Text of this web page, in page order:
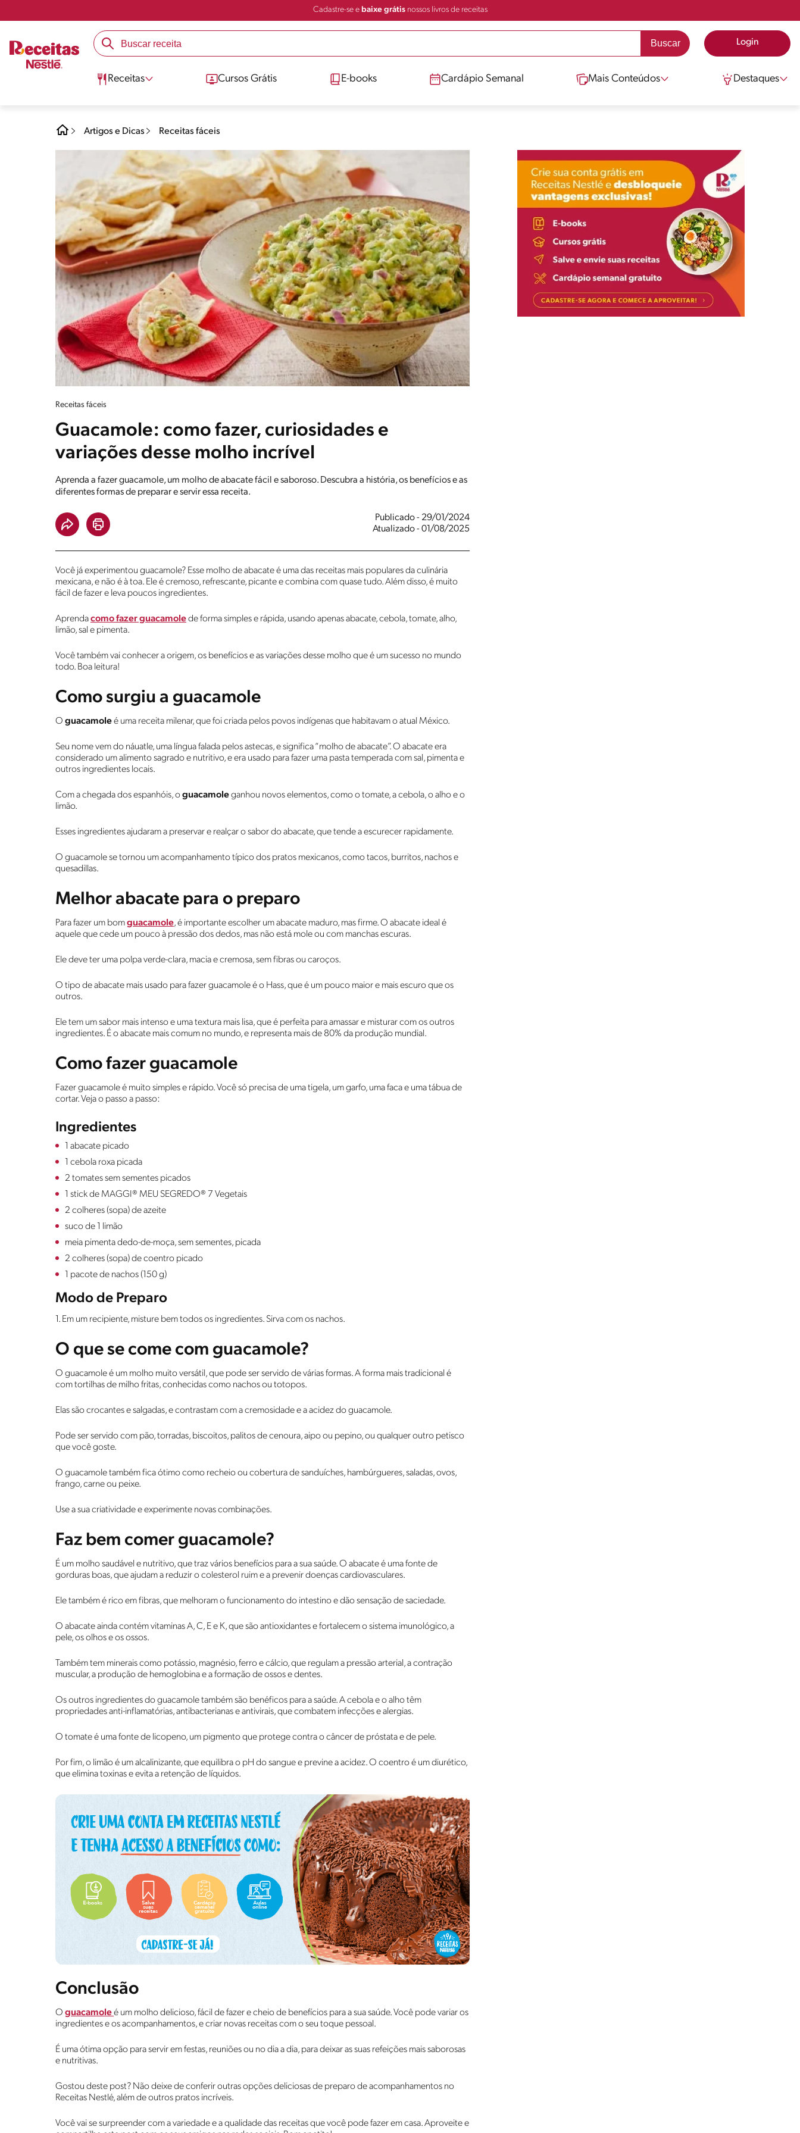
Cadastre-se e baixe grátisnossos livros de receitas
Login
Receitas Cursos Grátis E-books Cardápio Semanal Mais Conteúdos Destaques
Artigos e Dicas Receitas fáceis
Receitas fáceis
Guacamole: como fazer, curiosidades e
variações desse molho incrível
Aprenda a fazer guacamole, um molho de abacate fácil e saboroso. Descubra a história, os benefícios e as
diferentes formas de preparar e servir essa receita.
Publicado - 29/01/2024
Atualizado - 01/08/2025
Você já experimentou guacamole? Esse molho de abacate é uma das receitas mais populares da culinária
mexicana, e não é à toa. Ele é cremoso, refrescante, picante e combina com quase tudo. Além disso, é muito
fácil de fazer e leva poucos ingredientes.
Aprendacomo fazer guacamolede forma simples e rápida, usando apenas abacate, cebola, tomate, alho,
limão, sal e pimenta.
Você também vai conhecer a origem, os benefícios e as variações desse molho que é um sucesso no mundo
todo. Boa leitura!
Como surgiu a guacamole
O guacamoleé uma receita milenar, que foi criada pelos povos indígenas que habitavam o atual México.
Seu nome vem do náuatle, uma língua falada pelos astecas, e significa “molho de abacate”. O abacate era
considerado um alimento sagrado e nutritivo, e era usado para fazer uma pasta temperada com sal, pimenta e
outros ingredientes locais.
Com a chegada dos espanhóis, oguacamoleganhou novos elementos, como o tomate, a cebola, o alho e o
limão.
Esses ingredientes ajudaram a preservar e realçar o sabor do abacate, que tende a escurecer rapidamente.
O guacamole se tornou um acompanhamento típico dos pratos mexicanos, como tacos, burritos, nachos e
quesadillas.
Melhor abacate para o preparo
Para fazer um bomguacamole, é importante escolher um abacate maduro, mas firme. O abacate ideal é
aquele que cede um pouco à pressão dos dedos, mas não está mole ou com manchas escuras.
Ele deve ter uma polpa verde-clara, macia e cremosa, sem fibras ou caroços.
O tipo de abacate mais usado para fazer guacamole é o Hass, que é um pouco maior e mais escuro que os
outros.
Ele tem um sabor mais intenso e uma textura mais lisa, que é perfeita para amassar e misturar com os outros
ingredientes. É o abacate mais comum no mundo, e representa mais de 80% da produção mundial.
Como fazer guacamole
Fazer guacamole é muito simples e rápido. Você só precisa de uma tigela, um garfo, uma faca e uma tábua de
cortar. Veja o passo a passo:
Ingredientes
1 abacate picado
1 cebola roxa picada
2 tomates sem sementes picados
1 stick de MAGGI® MEU SEGREDO® 7 Vegetais
2 colheres (sopa) de azeite
suco de 1 limão
meia pimenta dedo-de-moça, sem sementes, picada
2 colheres (sopa) de coentro picado
1 pacote de nachos (150 g)
Modo de Preparo
1. Em um recipiente, misture bem todos os ingredientes. Sirva com os nachos.
O que se come com guacamole?
O guacamole é um molho muito versátil, que pode ser servido de várias formas. A forma mais tradicional é
com tortilhas de milho fritas, conhecidas como nachos ou totopos.
Elas são crocantes e salgadas, e contrastam com a cremosidade e a acidez do guacamole.
Pode ser servido com pão, torradas, biscoitos, palitos de cenoura, aipo ou pepino, ou qualquer outro petisco
que você goste.
O guacamole também fica ótimo como recheio ou cobertura de sanduíches, hambúrgueres, saladas, ovos,
frango, carne ou peixe.
Use a sua criatividade e experimente novas combinações.
Faz bem comer guacamole?
É um molho saudável e nutritivo, que traz vários benefícios para a sua saúde. O abacate é uma fonte de
gorduras boas, que ajudam a reduzir o colesterol ruim e a prevenir doenças cardiovasculares.
Ele também é rico em fibras, que melhoram o funcionamento do intestino e dão sensação de saciedade.
O abacate ainda contém vitaminas A, C, E e K, que são antioxidantes e fortalecem o sistema imunológico, a
pele, os olhos e os ossos.
Também tem minerais como potássio, magnésio, ferro e cálcio, que regulam a pressão arterial, a contração
muscular, a produção de hemoglobina e a formação de ossos e dentes.
Os outros ingredientes do guacamole também são benéficos para a saúde. A cebola e o alho têm
propriedades anti-inflamatórias, antibacterianas e antivirais, que combatem infecções e alergias.
O tomate é uma fonte de licopeno, um pigmento que protege contra o câncer de próstata e de pele.
Por fim, o limão é um alcalinizante, que equilibra o pH do sangue e previne a acidez. O coentro é um diurético,
que elimina toxinas e evita a retenção de líquidos.
Conclusão
O guacamoleé um molho delicioso, fácil de fazer e cheio de benefícios para a sua saúde. Você pode variar os
ingredientes e os acompanhamentos, e criar novas receitas com o seu toque pessoal.
É uma ótima opção para servir em festas, reuniões ou no dia a dia, para deixar as suas refeições mais saborosas
e nutritivas.
Gostou deste post? Não deixe de conferir outras opções deliciosas de preparo de acompanhamentos no
Receitas Nestlé, além de outros pratos incríveis.
Você vai se surpreender com a variedade e a qualidade das receitas que você pode fazer em casa. Aproveite e